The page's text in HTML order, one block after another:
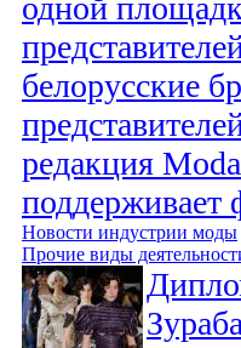
одной
белорусские
редакция
Новости индустрии моды
Прочие виды